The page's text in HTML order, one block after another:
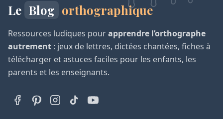
Le Blog orthographique
Ressources ludiques pourapprendre l’orthographe
autrement : jeux de lettres, dictées chantées, fiches à
télécharger et astuces faciles pour les enfants, les
parents et les enseignants.